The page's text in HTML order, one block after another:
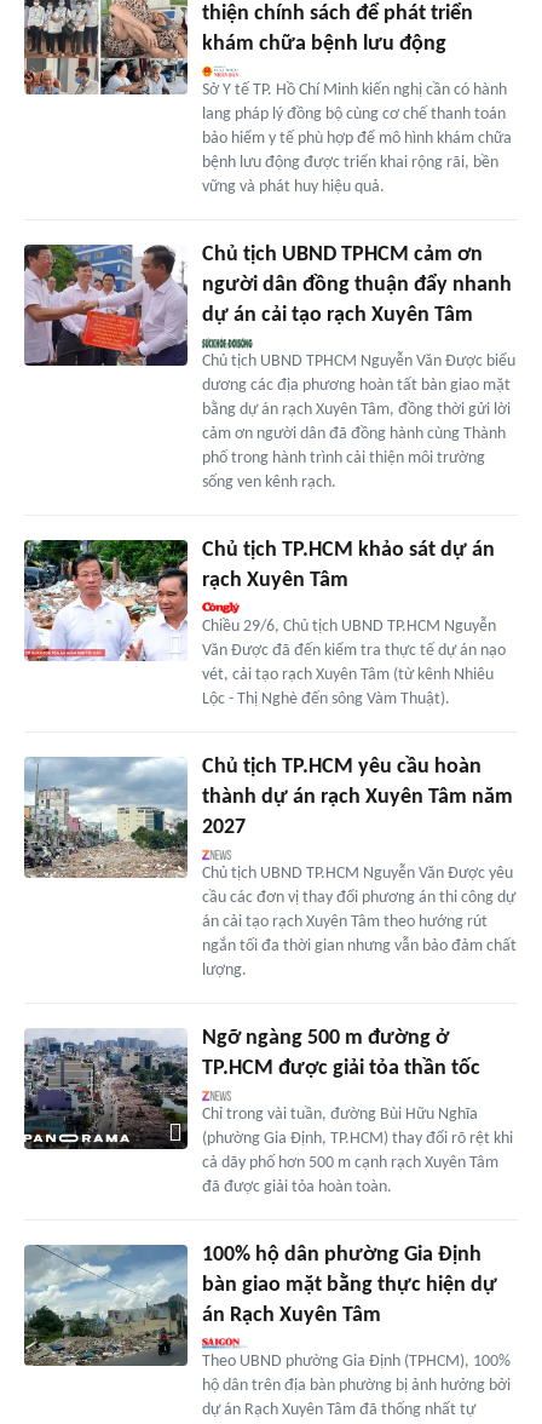
thiện chính sách để phát triển
khám chữa bệnh lưu động
Sở Y tế TP. Hồ Chí Minh kiến nghị cần có hành
lang pháp lý đồng bộ cùng cơ chế thanh toán
bảo hiểm y tế phù hợp để mô hình khám chữa
bệnh lưu động được triển khai rộng rãi, bền
vững và phát huy hiệu quả.
Chủ tịch UBND TPHCM cảm ơn
người dân đồng thuận đẩy nhanh
dự án cải tạo rạch Xuyên Tâm
Chủ tịch UBND TPHCM Nguyễn Văn Được biểu
dương các địa phương hoàn tất bàn giao mặt
bằng dự án rạch Xuyên Tâm, đồng thời gửi lời
cảm ơn người dân đã đồng hành cùng Thành
phố trong hành trình cải thiện môi trường
sống ven kênh rạch.
Chủ tịch TP.HCM khảo sát dự án
rạch Xuyên Tâm
Chiều 29/6, Chủ tịch UBND TP.HCM Nguyễn
Văn Được đã đến kiểm tra thực tế dự án nạo
vét, cải tạo rạch Xuyên Tâm (từ kênh Nhiêu
Lộc - Thị Nghè đến sông Vàm Thuật).
Chủ tịch TP.HCM yêu cầu hoàn
thành dự án rạch Xuyên Tâm năm
2027
Chủ tịch UBND TP.HCM Nguyễn Văn Được yêu
cầu các đơn vị thay đổi phương án thi công dự
án cải tạo rạch Xuyên Tâm theo hướng rút
ngắn tối đa thời gian nhưng vẫn bảo đảm chất
lượng.
Ngỡ ngàng 500 m đường ở
TP.HCM được giải tỏa thần tốc
Chỉ trong vài tuần, đường Bùi Hữu Nghĩa
(phường Gia Định, TP.HCM) thay đổi rõ rệt khi
cả dãy phố hơn 500 m cạnh rạch Xuyên Tâm
đã được giải tỏa hoàn toàn.
100% hộ dân phường Gia Định
bàn giao mặt bằng thực hiện dự
án Rạch Xuyên Tâm
Theo UBND phường Gia Định (TPHCM), 100%
hộ dân trên địa bàn phường bị ảnh hưởng bởi
dự án Rạch Xuyên Tâm đã thống nhất tự